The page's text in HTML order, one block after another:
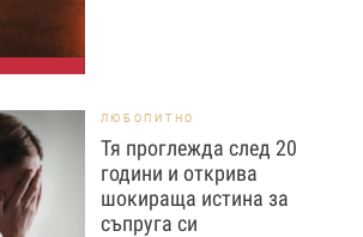
ЛЮБОПИТНО
Тя проглежда след 20
години и открива
шокираща истина за
съпруга си